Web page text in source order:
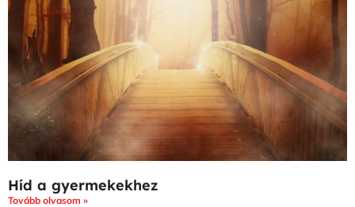
Híd a gyermekekhez
Tovább olvasom »